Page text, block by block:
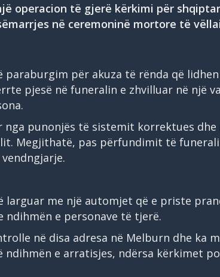
operacion të gjerë kërkimi për
në ceremoninë mortore të
paraburgim për akuza të rënda që
pjesë në funeralin e zhvilluar në një
nga punonjës të sistemit korrektues dhe
Megjithatë, pas përfundimit të
larguar me një automjet që e priste
e personave të tjerë.
në disa adresa në Melburn dhe ka
e arratisjes, ndërsa kërkimet